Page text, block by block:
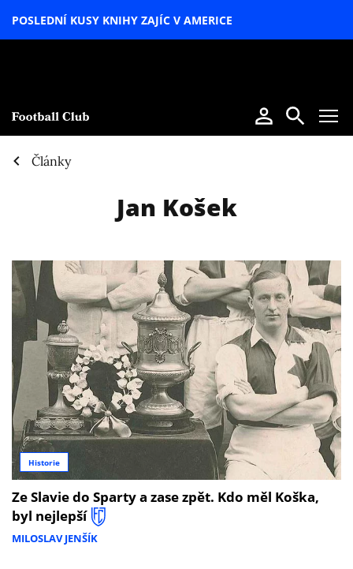
POSLEDNÍ KUSY KNIHY ZAJÍC V AMERICE
Články
Jan Košek
Historie
Ze Slavie do Sparty a zase zpět. Kdo měl Koška,
byl nejlepší
MILOSLAV JENŠÍK